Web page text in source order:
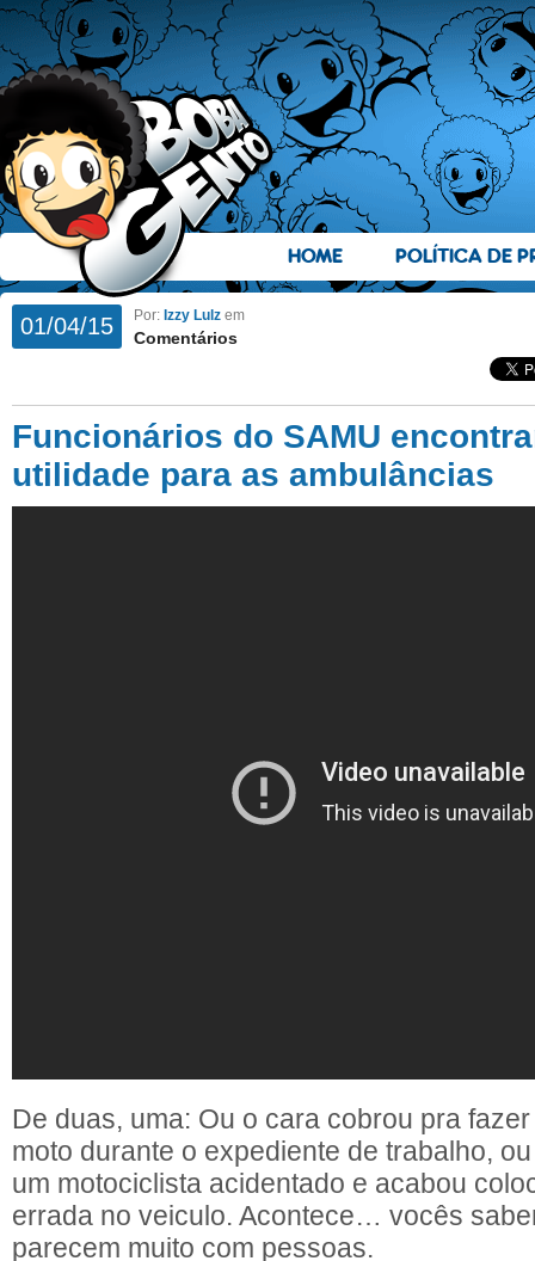
HOME POLÍTICA DE
01/04/15 Por: Izzy Lulz em
Comentários
Funcionários do SAMU
utilidade para as ambulâncias
De duas, uma: Ou o cara cobrou pra
moto durante o expediente de trabalho,
um motociclista acidentado e acabou
errada no veiculo. Acontece… vocês
parecem muito com pessoas.